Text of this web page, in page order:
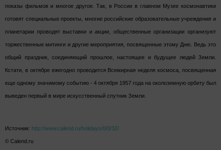
показы фильмов и многое другое. Так, в России в главном Музее космонавтики
готовят специальные проекты, многие российские образовательные учреждения и
планетарии проводят выставки и акции, общественные организации организуют
торжественные митинги и другие мероприятия, посвященные этому Дню. Ведь это
общий праздник, соединяющий прошлое, настоящее и будущее людей Земли.
Кстати, в октябре ежегодно проводится Всемирная неделя космоса, посвященная
еще одному значимому событию - 4 октября 1957 года на околоземную орбиту был
выведен первый в мире искусственный спутник Земли.
Источник: http://www.calend.ru/holidays/0/0/32/
© Calend.ru